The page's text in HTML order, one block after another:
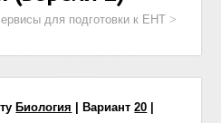
для подготовки к ЕНТ >
Биология | Вариант20